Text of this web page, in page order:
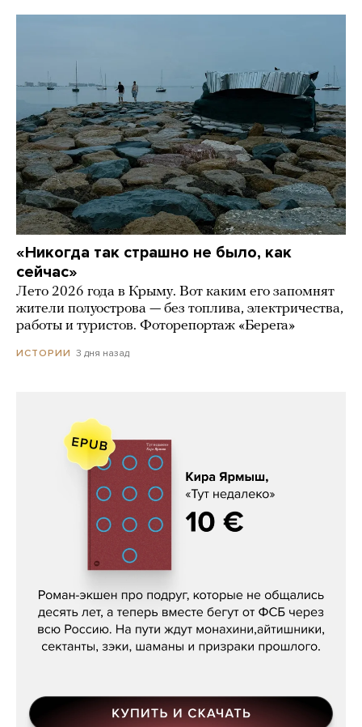
«Никогда так страшно не было, как
сейчас»
Лето 2026 года в Крыму. Вот каким его запомнят
жители полуострова — без топлива, электричества,
работы и туристов. Фоторепортаж «Берега»
ИСТОРИИ 3 дня назад
Кира Ярмыш, «Тут недалеко»